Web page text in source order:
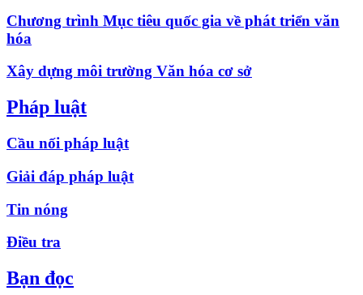
Chương trình Mục tiêu quốc gia về phát triển văn
hóa
Xây dựng môi trường Văn hóa cơ sở
Pháp luật
Cầu nối pháp luật
Giải đáp pháp luật
Tin nóng
Điều tra
Bạn đọc